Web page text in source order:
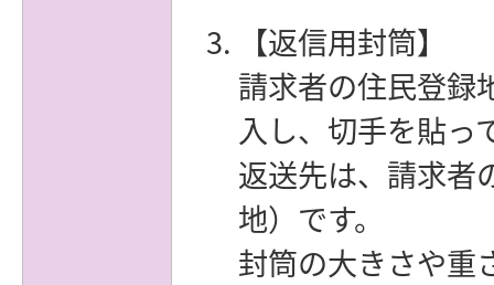
【返信用封筒】
請求者の住民登録
入し、切手を貼っ
返送先は、請求者
地）です。
封筒の大きさや重